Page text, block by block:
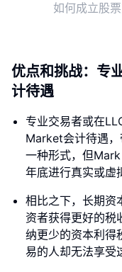
如何成立股
优点和挑战：专
计待遇
专业交易者或在
Market会计待遇
一种形式，但
年底进行真实或虚
相比之下，长期资
资者获得更好的税
纳更少的资本利得
易的人却无法享受